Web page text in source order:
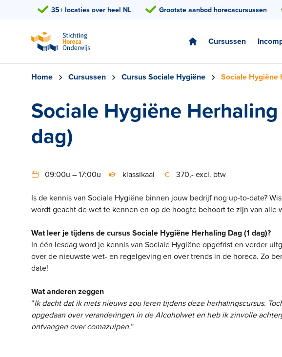
35+ locaties over heel NL Grootste aanbod horecacursussen
Cursussen
Home Cursussen Cursus Sociale Hygiëne Sociale Hygiëne
Sociale Hygiëne Herhaling
dag)
09:00u – 17:00u klassikaal 370,- excl. btw
Is de kennis van Sociale Hygiëne binnen jouw bedrijf nog up-to-date?
wordt geacht de wet te kennen en op de hoogte behoort te zijn van alle
Wat leer je tijdens de cursus Sociale Hygiëne Herhaling Dag (1 dag)?
In één lesdag word je kennis van Sociale Hygiëne opgefrist en verder
over de nieuwste wet- en regelgeving en over trends in de horeca. Zo
date!
Wat anderen zeggen
“Ik dacht dat ik niets nieuws zou leren tijdens deze herhalingscursus.
opgedaan over veranderingen in de Alcoholwet en heb ik zinvolle
ontvangen over comazuipen.”